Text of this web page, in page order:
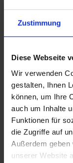
Zustimmung
Diese Webseite
Wir verwenden
gestalten, Ihnen
können, um Ihre
auch um Inhalte
Funktionen für
die Zugriffe auf
Außerdem geben
unserer Website
14.3.2010
ÖVP und
GRÜNE